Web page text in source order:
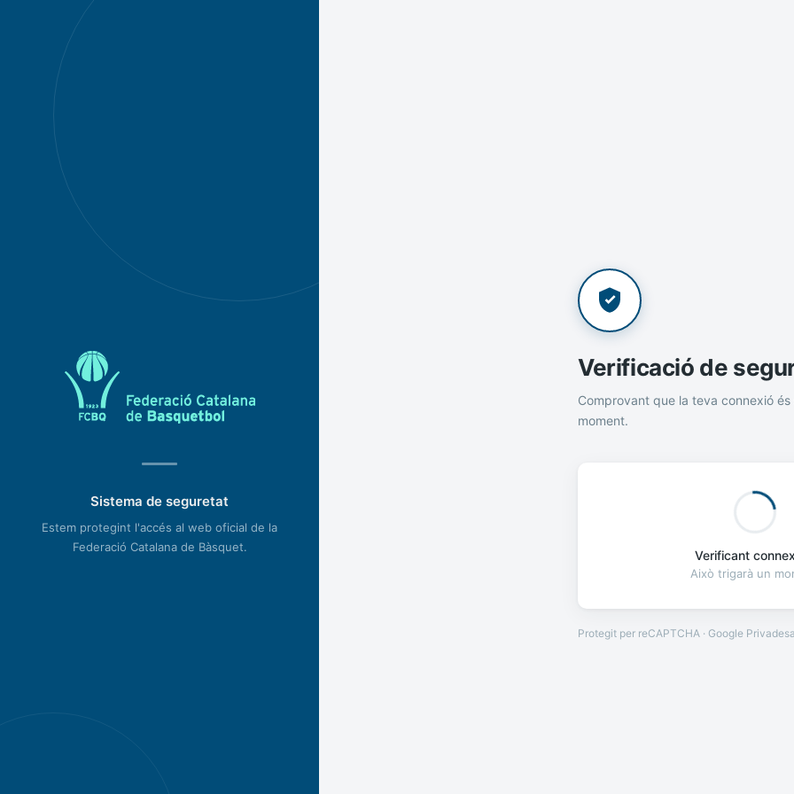
Sistema de seguretat
Estem protegint l'accés al web oficial de la
Federació Catalana de Bàsquet.
Verificació de
Comprovant que la teva connexió és
moment.
Verificant
Això trigarà un
Protegit per reCAPTCHA · Google Privadesa